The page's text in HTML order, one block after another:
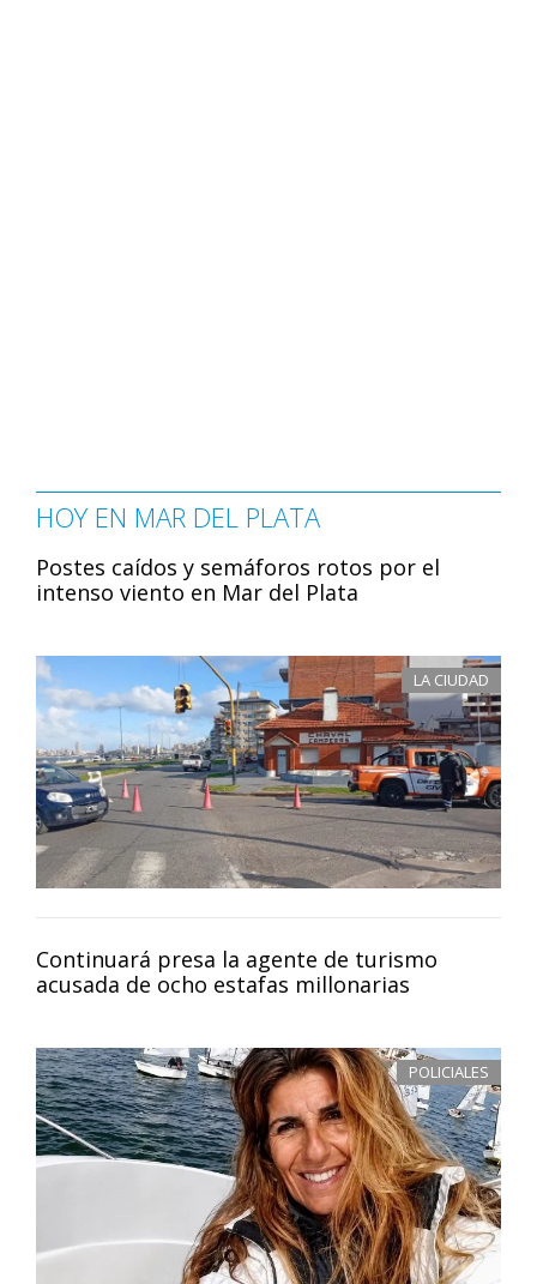
HOY EN MAR DEL PLATA
Postes caídos y semáforos rotos por el
intenso viento en Mar del Plata
LA CIUDAD
Continuará presa la agente de turismo
acusada de ocho estafas millonarias
POLICIALES